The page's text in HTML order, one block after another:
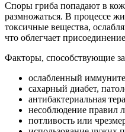
Споры гриба попадают в
размножаться. В процессе
токсичные вещества,
что облегчает
Факторы, способствующие
ослабленный
сахарный диабет,
антибактериальная
несоблюдение правил
потливость или